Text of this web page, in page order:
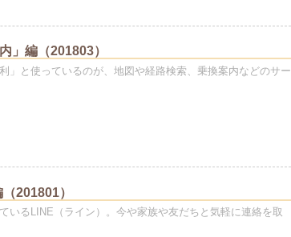
」編（201803）
」と使っているのが、地図や経路検索、乗換案内などのサー
201801）
いるLINE（ライン）。今や家族や友だちと気軽に連絡を取